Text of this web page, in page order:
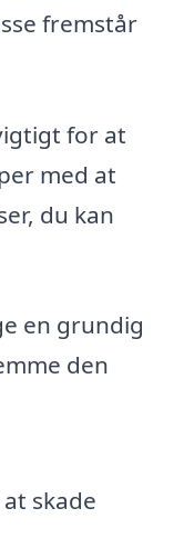
fremstår
for at
med at
du kan
en grundig
den
skade